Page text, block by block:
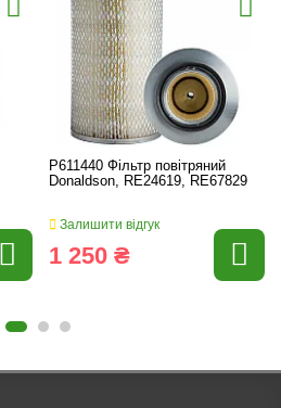
P611440 Фільтр повітряний
Donaldson, RE24619, RE67829
Залишити відгук
1 250 ₴